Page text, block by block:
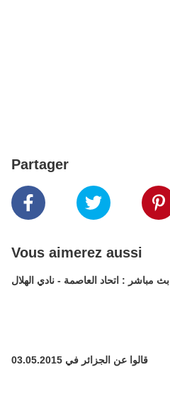
Partager
Vous aimerez aussi
بث مباشر : اتحاد العاصمة - نادي الهلال
قالوا عن الجزائر في 03.05.2015